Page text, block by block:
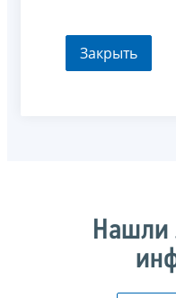
Закрыть
Нашли